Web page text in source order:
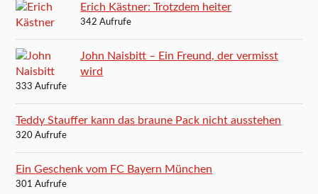
Erich Kästner: Trotzdem heiter
342 Aufrufe
John Naisbitt – Ein Freund, der vermisst
wird
333 Aufrufe
Teddy Stauffer kann das braune Pack nicht ausstehen
320 Aufrufe
Ein Geschenk vom FC Bayern München
301 Aufrufe